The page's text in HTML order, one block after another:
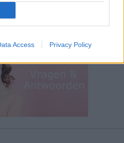
Access Privacy Policy